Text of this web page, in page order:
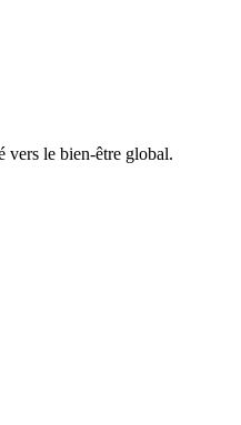
vers le bien-être global.